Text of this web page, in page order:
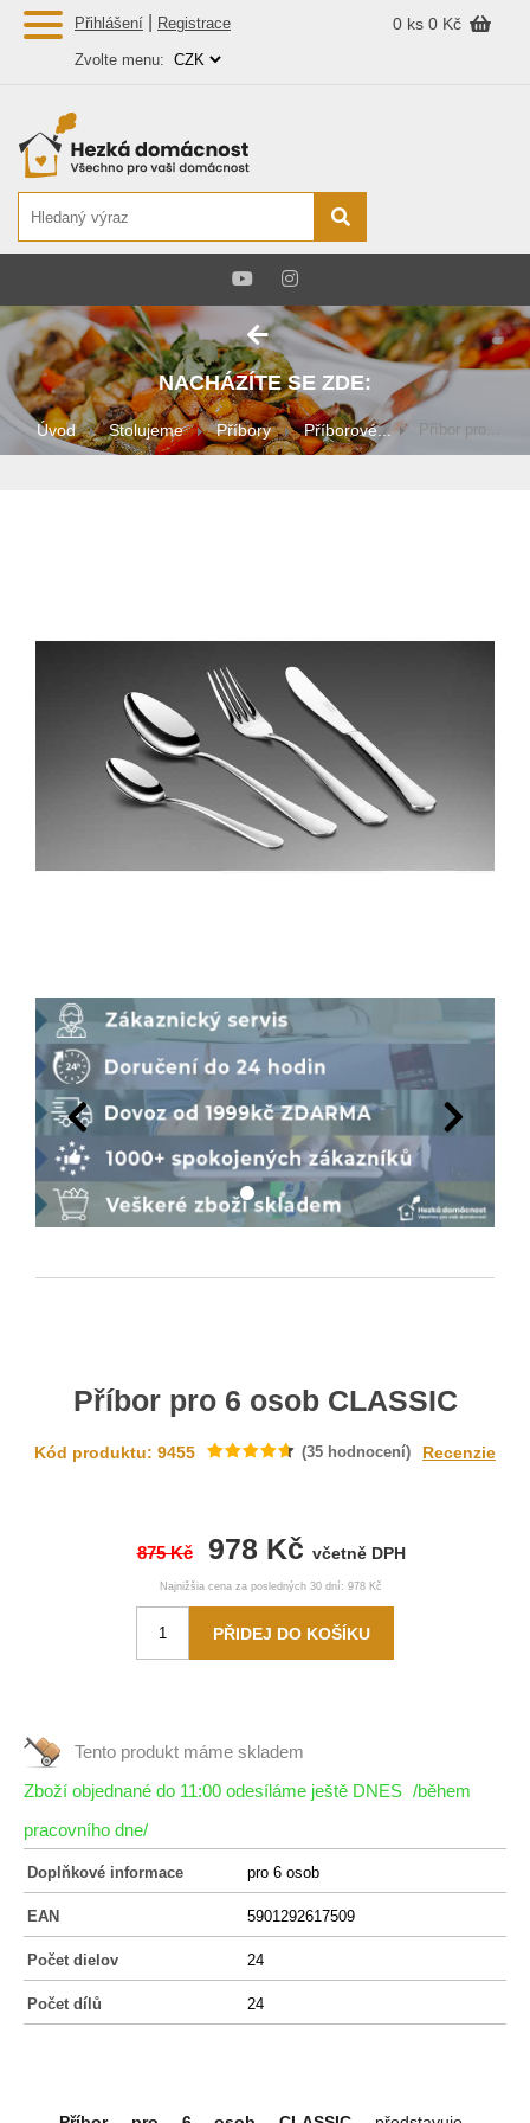
Přihlášení Registrace 0 ks 0 Kč
Zvolte menu:
NACHÁZÍTE SE ZDE:
Úvod Stolujeme Příbory Příborové... Příbor pro...
Příbor pro 6 osob CLASSIC
Kód produktu: 9455 (35 hodnocení) Recenzie
875 Kč 978 Kč včetně DPH
Najnižšia cena za posledných 30 dní: 978 Kč
Tento produkt máme skladem
Zboží objednané do 11:00 odesíláme ještě DNES /během
pracovního dne/
Doplňkové informace pro 6 osob
EAN 5901292617509
Počet dielov 24
Počet dílů 24